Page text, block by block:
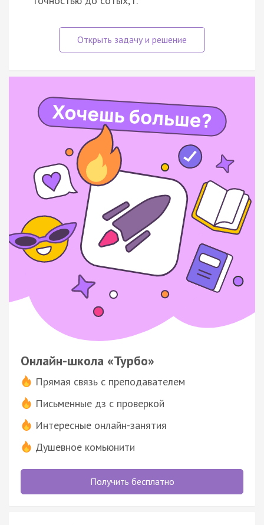
Онлайн-школа «Турбо»
Прямая связь с преподавателем
Письменные дз с проверкой
Интересные онлайн-занятия
Душевное комьюнити
Получить бесплатно